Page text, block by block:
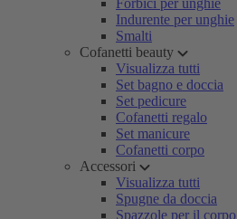
Forbici per unghie
Indurente per unghie
Smalti
Cofanetti beauty
Visualizza tutti
Set bagno e doccia
Set pedicure
Cofanetti regalo
Set manicure
Cofanetti corpo
Accessori
Visualizza tutti
Spugne da doccia
Spazzole per il corpo